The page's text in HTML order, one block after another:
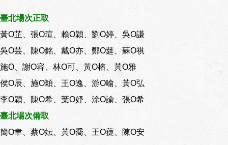
臺北場次正取
黃O芷、張O瑄、賴O穎、劉O婷、吳O謙
吳O芸、陳O銘、戴O亦、鄭O莛、蘇O祺
施O、謝O容、林O可、黃O榕、黃O雅
侯O辰、施O穎、王O逸、游O喻、黃O弘
李O穎、陳O希、葉O妤、涂O諭、張O希
臺北場次備取
簡O聿、蔡O妘、黃O喬、王O蓵、陳O安